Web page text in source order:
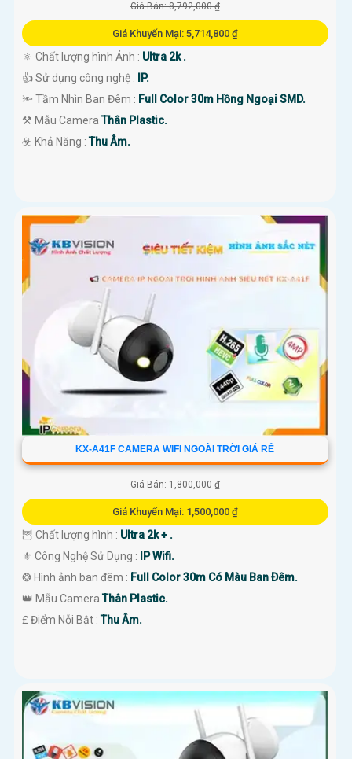
Giá Bán: 8,792,000 ₫
Giá Khuyến Mại: 5,714,800 ₫
🔅 Chất lượng hình Ảnh : Ultra 2k .
👍 Sử dụng công nghệ :
IP.
🔦 Tầm Nhìn Ban Đêm : Full Color 30m Hồng Ngoại SMD.
⚒ Mẫu CameraThân Plastic.
️☣️ Khả Năng :Thu Âm.
KX-A41F CAMERA WIFI NGOÀI TRỜI GIÁ RẺ
Giá Bán: 1,800,000 ₫
Giá Khuyến Mại: 1,500,000 ₫
🦉 Chất lượng hình : Ultra 2k + .
⚜️ Công Nghệ Sử Dụng :
IP Wifi.
❂ Hình ảnh ban đêm : Full Color 30m Có Màu Ban Ðêm.
👑 Mẫu CameraThân Plastic.
️₤ Điểm Nỗi Bật :Thu Âm.